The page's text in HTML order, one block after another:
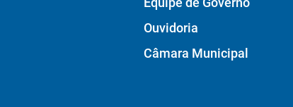
Ouvidoria
Câmara Municipal